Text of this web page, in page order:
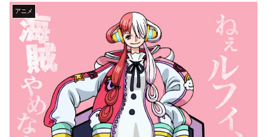
が観測！
舌を絡ませて、唾液交換して
── ちゅっちゅしながらの濃厚
エッ画像♪
海外「日本よ、お前がナンバ
ーワンだ」 熊本地震直後の日
本の対応のスピードに世界が衝
韓国人「韓国サッカー協会W
杯予選で外国人審判に性接待し
たことが発覚！」
韓国人「日本が韓国文学が完
全に定着！ブームを超えて一つ
のジャンルとして日本人全員に
愛されてる模様…（ﾌﾞﾙﾌﾞﾙ」
アニメ